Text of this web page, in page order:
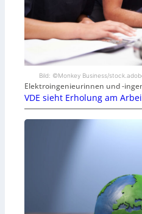
Bild: ©Monkey Business/
Elektroingenieurinnen und -
VDE sieht Erholung am